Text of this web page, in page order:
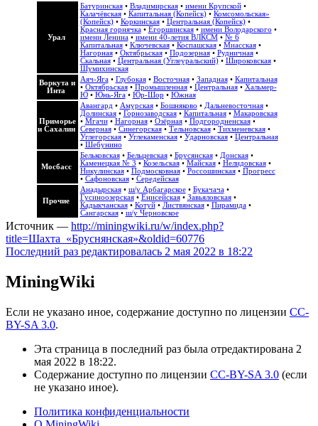
Урал
Батуринская• Владимирская• имени Крупской•
Калачёвская• Капитальная (Копейск)• Комсомольская»
(Копейск)• Коркинская• Центральная (Копейск)•
Красная горнячка• Егоршинская• имени Володарского •
имени Ленина• имени 40-летия ВЛКСМ• № 6
Капитальная• Ключевская• Коспашская• Миасская•
Нагорная• Октябрьская• Подозерная• Рудничная•
Скальная• Центральная (Углеуральский)• Широковская•
Шумихинская
Воркута и
Инта
Аяч-Яга• Глубокая• Восточная• Западная• Капитальная
• Октябрьская• Промышленная• Центральная• Хальмер-
Ю• Юнь-Яга• Юр-Шор • Южная
Приморье
и Сахалин
Авангард • Амурская• Бошняково • Дальневосточная•
Долинская• Горнозаводская• Капитальная• Макаровская
• Мгачи• Нагорная• Озёрная• Подгородненская•
Северная• Синегорская• Тельновская• Тихменевская•
Углегорская• Углекаменская• Ударновская• Центральная
• Шебунино
Мосбасс
Бельковская• Бельцевская• Брусянская• Донская•
Каменецкая № 3 • Козельская• Майская• Нелидовская•
Никулинская• Подмосковная• Россошинская• Прогресс
• Сафоновская• Середейская
Прочие
Анадырская• ш/у Арбагарское• Букачача•
Гусиноозерская• Енисейская• Завьяловская•
Кадыкчанская• Котуй• Листвянская• Пирамида•
Сангарская• ш/у Черновское
Источник — http://miningwiki.ru/w/index.php?
title=Шахта_«Бруснянская»&oldid=60776
Последний раз редактировалась 2 мая 2022 в 18:22
MiningWiki
Если не указано иное, содержание доступно по лицензии CC-
BY-SA 3.0.
Эта страница в последний раз была отредактирована 2
мая 2022 в 18:22.
Содержание доступно по лицензии CC-BY-SA 3.0 (если
не указано иное).
Политика конфиденциальности